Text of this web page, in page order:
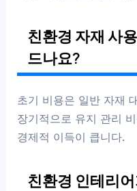
친환경 자재 사
드나요?
초기 비용은 일반 자재
장기적으로 유지 관리
경제적 이득이 큽니다.
친환경 인테리